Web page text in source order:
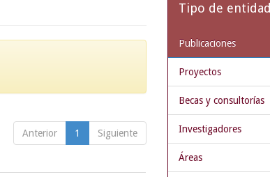
Anterior 1 Siguiente
Tipo de entidad
Publicaciones
Proyectos
Becas y consultorías
Investigadores
Áreas